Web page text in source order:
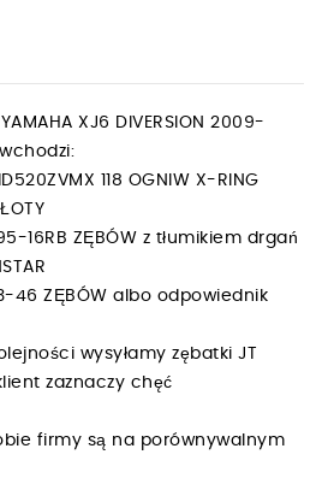
XJ6 DIVERSION 2009-
118 OGNIW X-RING
16RB ZĘBÓW z tłumikiem drgań
46 ZĘBÓW albo odpowiednik
wysyłamy zębatki JT
zaznaczy chęć
firmy są na porównywalnym